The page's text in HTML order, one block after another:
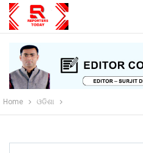
Home ଓଡିଶା